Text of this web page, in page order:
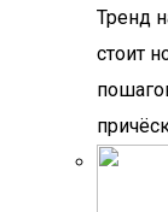
Тренд
стоит